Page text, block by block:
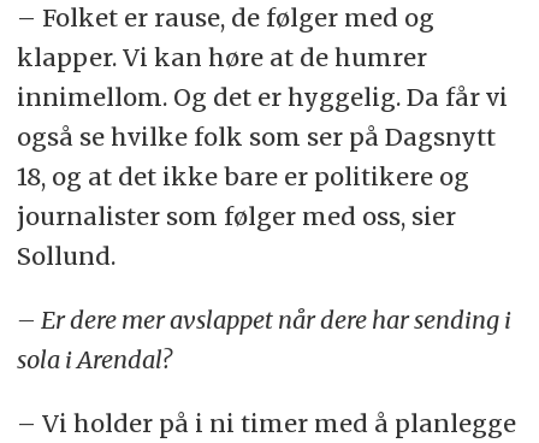
– Folket er rause, de følger med og
klapper. Vi kan høre at de humrer
innimellom. Og det er hyggelig. Da får vi
også se hvilke folk som ser på Dagsnytt
18, og at det ikke bare er politikere og
journalister som følger med oss, sier
Sollund.
– Er dere mer avslappet når dere har sending i
sola i Arendal?
– Vi holder på i ni timer med å planlegge